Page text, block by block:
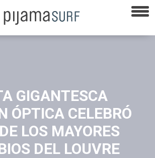
GIGANTESCA
ÓPTICA CELEBRÓ
LOS MAYORES
DEL LOUVRE